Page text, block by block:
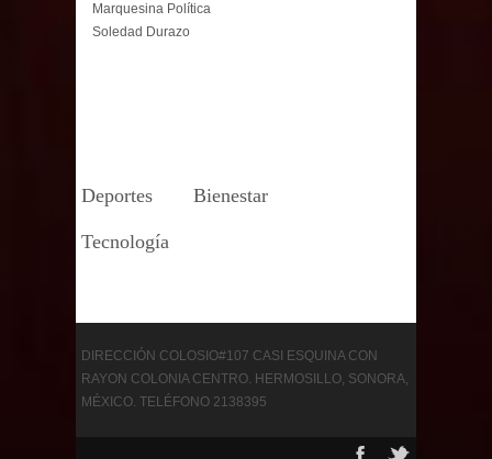
Marquesina Política
Soledad Durazo
Deportes Bienestar
Tecnología
DIRECCIÓN COLOSIO#107 CASI ESQUINA CON
RAYON COLONIA CENTRO. HERMOSILLO, SONORA,
MÉXICO. TELÉFONO 2138395